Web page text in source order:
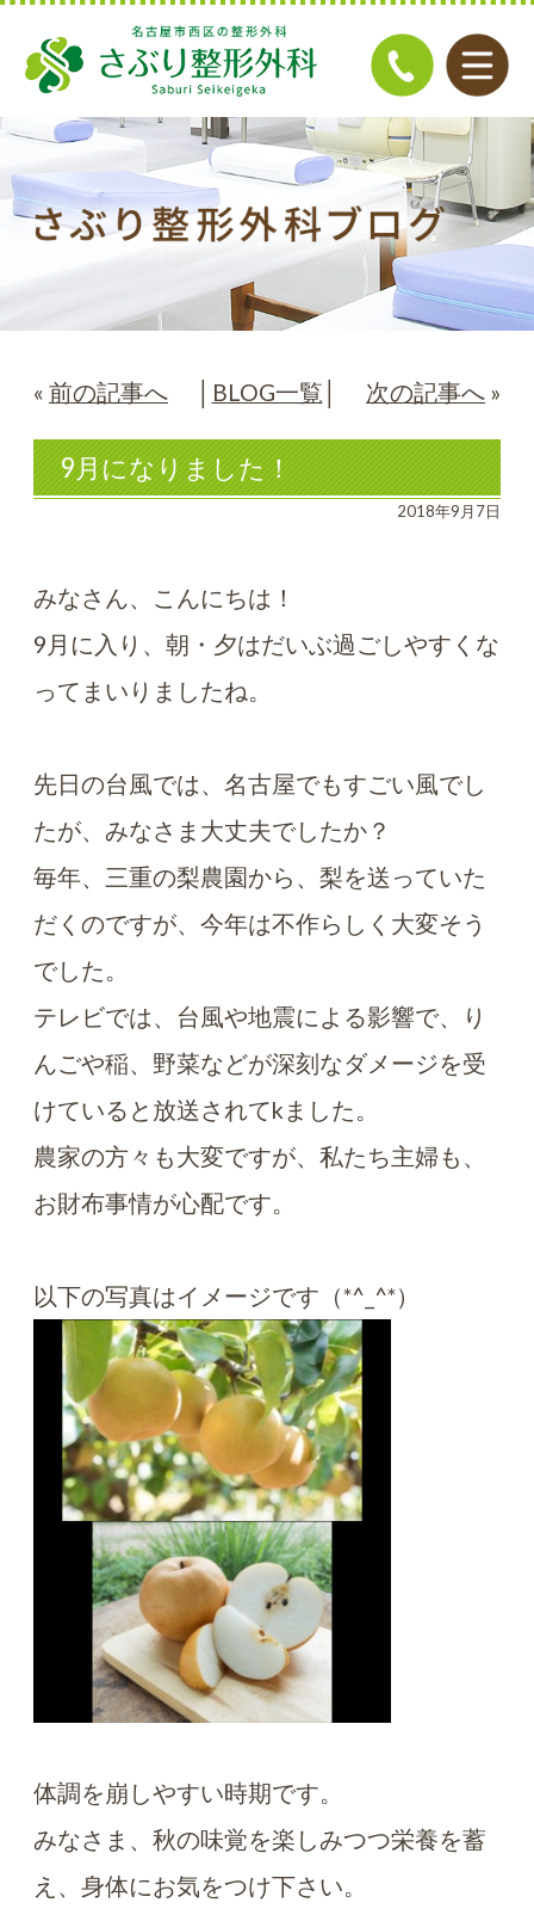
« 前の記事へ BLOG一覧 次の記事へ »
9月になりました！
2018年9月7日
みなさん、こんにちは！
9月に入り、朝・夕はだいぶ過ごしやすくな
ってまいりましたね。
先日の台風では、名古屋でもすごい風でし
たが、みなさま大丈夫でしたか？
毎年、三重の梨農園から、梨を送っていた
だくのですが、今年は不作らしく大変そう
でした。
テレビでは、台風や地震による影響で、り
んごや稲、野菜などが深刻なダメージを受
けていると放送されてkました。
農家の方々も大変ですが、私たち主婦も、
お財布事情が心配です。
以下の写真はイメージです（*^_^*）
体調を崩しやすい時期です。
みなさま、秋の味覚を楽しみつつ栄養を蓄
え、身体にお気をつけ下さい。